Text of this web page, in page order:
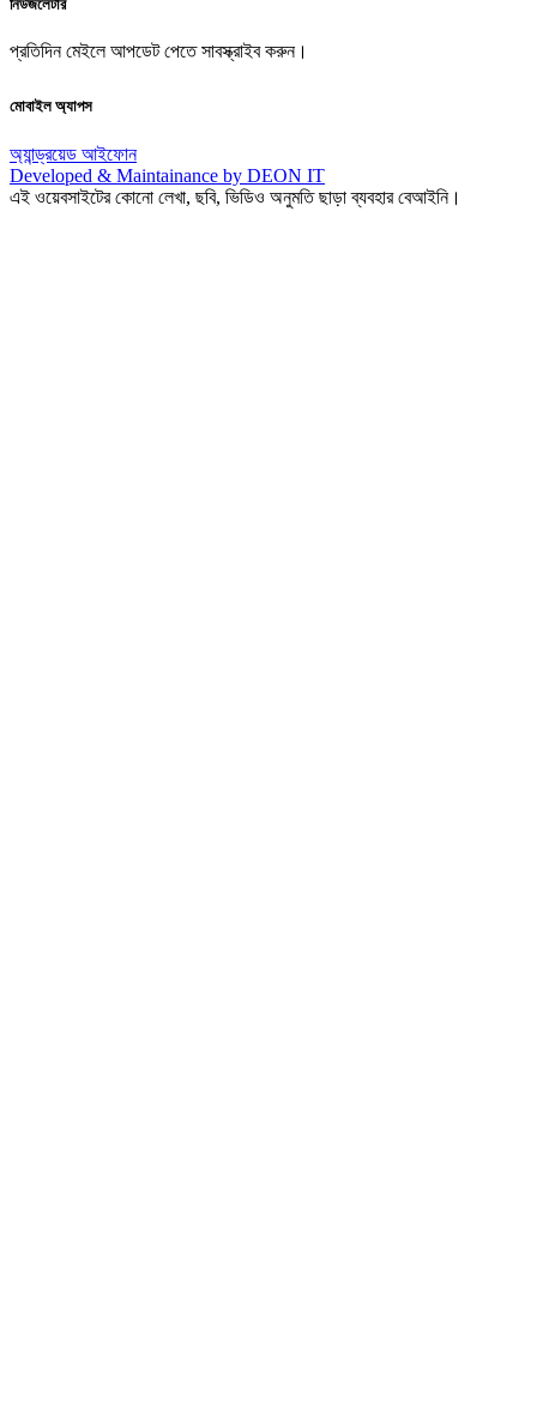
নিউজলেটার
প্রতিদিন মেইলে আপডেট পেতে সাবস্ক্রাইব করুন।
মোবাইল অ্যাপস
অ্যান্ড্রয়েড আইফোন
Developed & Maintainance by DEON IT
এই ওয়েবসাইটের কোনো লেখা, ছবি, ভিডিও অনুমতি ছাড়া ব্যবহার বেআইনি।